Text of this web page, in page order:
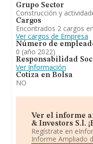
Grupo Sector
Construcción y
Cargos
Encontrados 2 cargos
Ver cargos de Empresa
Número de
0 (año 2022)
Responsabilidad
Ver Información
Cotiza en Bolsa
NO
Ver el informe
& Investors S.l.
Regístrate en
Informe Ampliado